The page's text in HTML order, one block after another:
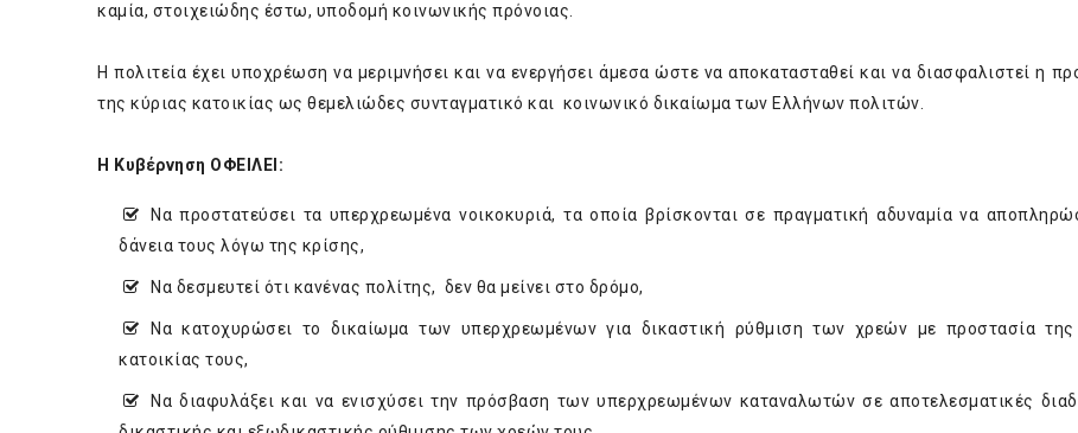
καμία, στοιχειώδης έστω, υποδομή κοινωνικής πρόνοιας.
Η πολιτεία έχει υποχρέωση να μεριμνήσει και να ενεργήσει άμεσα ώστε να αποκατασταθεί και να διασφαλιστεί η
της κύριας κατοικίας ως θεμελιώδες συνταγματικό και κοινωνικό δικαίωμα των Ελλήνων πολιτών.
Η Κυβέρνηση ΟΦΕΙΛΕΙ:
Να προστατεύσει τα υπερχρεωμένα νοικοκυριά, τα οποία βρίσκονται σε πραγματική αδυναμία να
δάνεια τους λόγω της κρίσης,
Να δεσμευτεί ότι κανένας πολίτης, δεν θα μείνει στο δρόμο,
Να κατοχυρώσει το δικαίωμα των υπερχρεωμένων για δικαστική ρύθμιση των χρεών με προστασία της
κατοικίας τους,
Να διαφυλάξει και να ενισχύσει την πρόσβαση των υπερχρεωμένων καταναλωτών σε αποτελεσματικές